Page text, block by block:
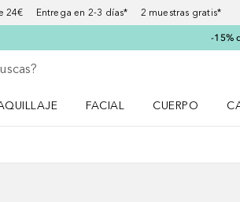
24€ Entrega en 2-3 días* 2 muestras gratis*
-15%
FACIAL
CUERPO